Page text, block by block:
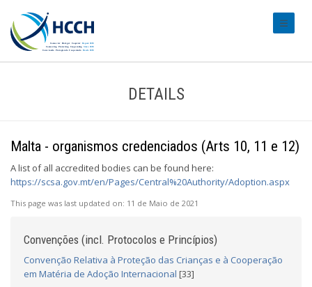
DETAILS
Malta - organismos credenciados (Arts 10, 11 e 12)
A list of all accredited bodies can be found here:
https://scsa.gov.mt/en/Pages/Central%20Authority/Adoption.aspx
This page was last updated on: 11 de Maio de 2021
Convenções (incl. Protocolos e Princípios)
Convenção Relativa à Proteção das Crianças e à Cooperação
em Matéria de Adoção Internacional [33]